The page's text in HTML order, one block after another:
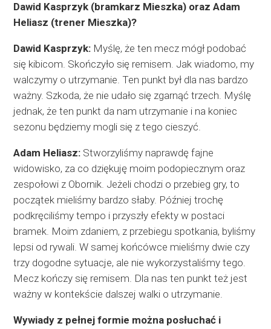
Dawid Kasprzyk (bramkarz Mieszka) oraz Adam
Heliasz (trener Mieszka)?
Dawid Kasprzyk: Myślę, że ten mecz mógł podobać
się kibicom. Skończyło się remisem. Jak wiadomo, my
walczymy o utrzymanie. Ten punkt był dla nas bardzo
ważny. Szkoda, że nie udało się zgarnąć trzech. Myślę
jednak, że ten punkt da nam utrzymanie i na koniec
sezonu będziemy mogli się z tego cieszyć.
Adam Heliasz: Stworzyliśmy naprawdę fajne
widowisko, za co dziękuję moim podopiecznym oraz
zespołowi z Obornik. Jeżeli chodzi o przebieg gry, to
początek mieliśmy bardzo słaby. Później trochę
podkręciliśmy tempo i przyszły efekty w postaci
bramek. Moim zdaniem, z przebiegu spotkania, byliśmy
lepsi od rywali. W samej końcówce mieliśmy dwie czy
trzy dogodne sytuacje, ale nie wykorzystaliśmy tego.
Mecz kończy się remisem. Dla nas ten punkt też jest
ważny w kontekście dalszej walki o utrzymanie.
Wywiady z pełnej formie można posłuchać i